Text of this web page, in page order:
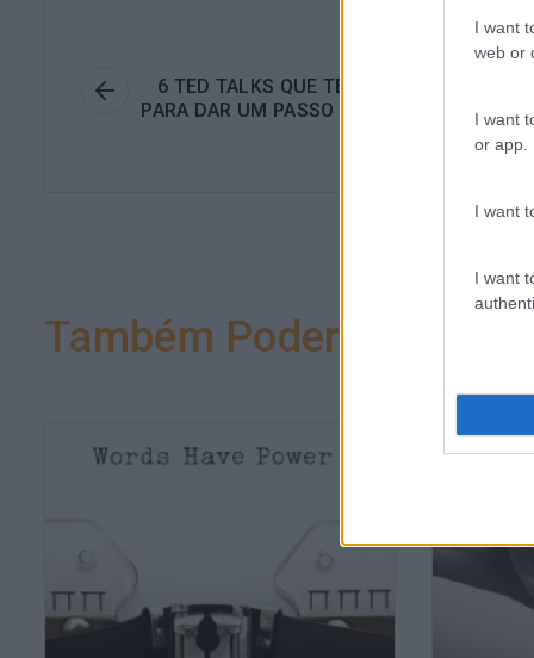
I want
web or
I want
or app.
I want
I want
6 TED TALKS QUE TEM MESMO QUE OUVIR
PARA DAR UM PASSO NA SUA CARREIRA (OU
Também Poderá Gostar